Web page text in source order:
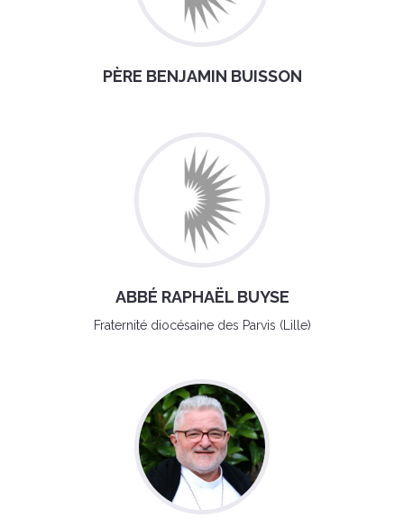
PÈRE BENJAMIN BUISSON
ABBÉ RAPHAËL BUYSE
Fraternité diocésaine des Parvis (Lille)